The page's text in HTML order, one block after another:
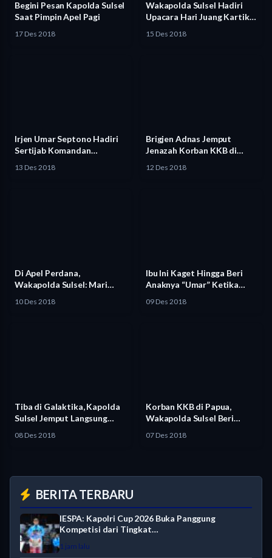
Begini Pesan Kapolda Sulsel
Saat Pimpin Apel Pagi
17 Des 2018
Wakapolda Sulsel Hadiri
Upacara Hari Juang Kartika
15 Des 2018
Irjen Umar Septono Hadiri
Sertijab Komandan
13 Des 2018
Brigjen Adnas Jemput
Jenazah Korban KKB di
12 Des 2018
Di Apel Perdana,
Wakapolda Sulsel: Mari
10 Des 2018
Ibu Ini Kaget Hingga Beri
Anaknya “Umar” Ketika…
09 Des 2018
Tiba di Galaktika, Kapolda
Sulsel Jemput Langsung
08 Des 2018
Korban KKB di Papua,
Wakapolda Sulsel Beri
07 Des 2018
BERITA TERBARU
IESPA: Kapolri Cup 2026 Buka Panggung
Kompetisi dari Tingkat…
1 jam lalu